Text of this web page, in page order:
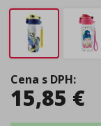
Cena s DPH:
15,85 €